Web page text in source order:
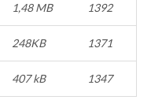
1,48 MB 1392
248KB 1371
407 kB 1347